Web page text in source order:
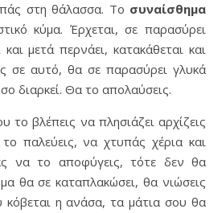
στη θάλασσα. Το συναίσθημα
κύμα. Έρχεται, σε παρασύρει
μετά περνάει, κατακάθεται και
σε αυτό, θα σε παρασύρει γλυκά
διαρκεί. Θα το απολαύσεις.
το βλέπεις να πλησιάζει αρχίζεις
παλεύεις, να χτυπάς χέρια και
να το αποφύγεις, τότε δεν θα
θα σε καταπλακώσει, θα νιώσεις
κόβεται η ανάσα, τα μάτια σου θα